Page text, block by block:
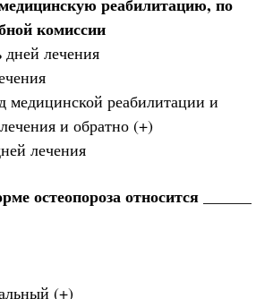
комиссии
дней лечения
медицинской реабилитации и
и обратно (+)
лечения
остеопороза относится ______
(+)